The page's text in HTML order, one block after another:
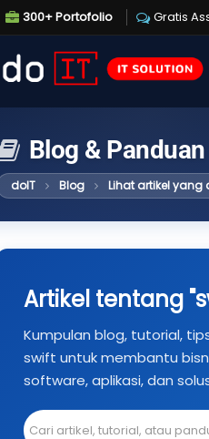
300+ Portofolio Gratis
Blog &
doIT Blog Lihat artikel
Artikel tentang
Kumpulan blog, tutorial,
swift untuk membantu
software, aplikasi, dan